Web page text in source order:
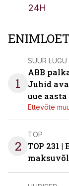
24H
1
SUUR LUGU
ABB
Juhid
uue
Ettevõte
2
TOP
TOP 231